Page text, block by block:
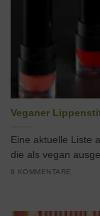
Veganer
Eine aktuelle Liste
die als vegan
8 KOMMENTARE